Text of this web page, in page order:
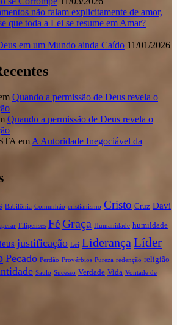
não falam explicitamente de amor,
que toda a Lei se resume em Amar?
em um Mundo ainda Caído 11/01/2026
Quando a permissão de Deus revela o
Quando a permissão de Deus revela o
em A Autoridade Inegociável da
Babilônia Comunhão cristianismo Cristo Cruz Davi
Filipenses FéGraça Humanidade humildade
justificação Lei Liderança Líder
Pecado Perdão Provérbios Pureza redenção religião
Saulo Sucesso Verdade Vida Vontade de